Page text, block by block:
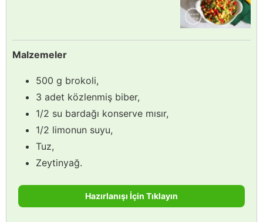
Malzemeler
500 g brokoli,
3 adet közlenmiş biber,
1/2 su bardağı konserve mısır,
1/2 limonun suyu,
Tuz,
Zeytinyağ.
Hazırlanışı İçin Tıklayın